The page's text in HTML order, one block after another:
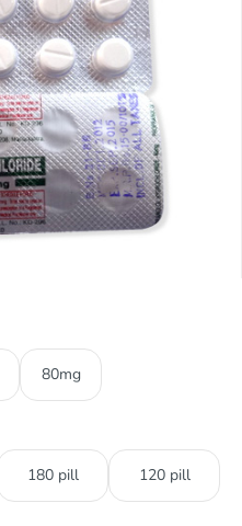
80mg
180 pill 120 pill